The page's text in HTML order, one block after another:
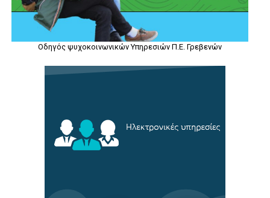
Οδηγός ψυχοκοινωνικών Υπηρεσιών Π.Ε. Γρεβενών